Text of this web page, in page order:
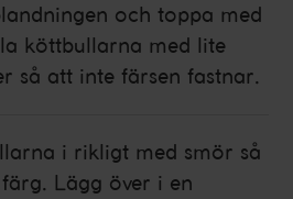
och toppa med
köttbullarna med lite
så att inte färsen fastnar.
i rikligt med smör så
Lägg över i en